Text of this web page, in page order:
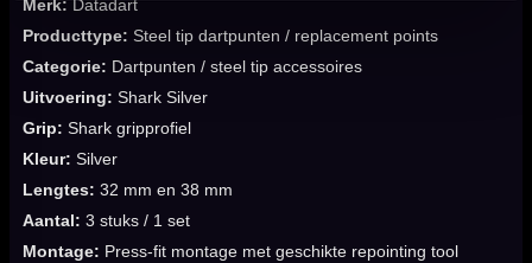
Merk:Datadart
Producttype: Steel tip dartpunten / replacement points
Categorie: Dartpunten / steel tip accessoires
Uitvoering: Shark Silver
Grip: Shark gripprofiel
Kleur: Silver
Lengtes: 32 mm en 38 mm
Aantal: 3 stuks / 1 set
Montage: Press-fit montage met geschikte repointing tool